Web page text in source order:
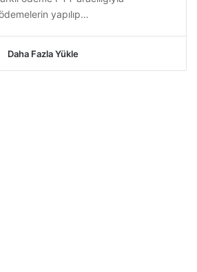
yapılıp…
Daha Fazla Yükle